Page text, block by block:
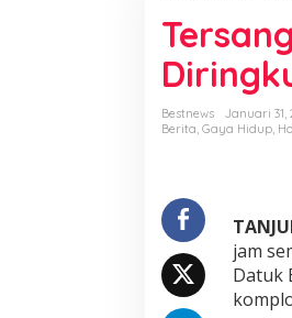
Bestnews
Januari 31,
Berita, Gaya Hidup,
jam
Datuk